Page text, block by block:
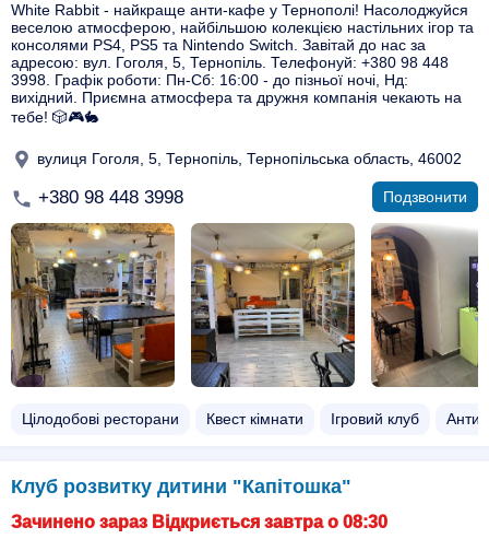
White Rabbit - найкраще анти-кафе у Тернополі! Насолоджуйся
веселою атмосферою, найбільшою колекцією настільних ігор та
консолями PS4, PS5 та Nintendo Switch. Завітай до нас за
адресою: вул. Гоголя, 5, Тернопіль. Телефонуй: +380 98 448
3998. Графік роботи: Пн-Сб: 16:00 - до пізньої ночі, Нд:
вихідний. Приємна атмосфера та дружня компанія чекають на
тебе! 🎲🎮🐇
вулиця Гоголя, 5, Тернопіль, Тернопільська область, 46002
+380 98 448 3998 Подзвонити
Цілодобові ресторани Квест кімнати Ігровий клуб
Клуб розвитку дитини "Капітошка"
Зачинено зараз Відкриється завтра о 08:30